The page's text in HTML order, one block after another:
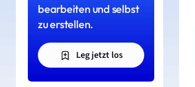
bearbeiten und selbst
zu erstellen.
Leg jetzt los